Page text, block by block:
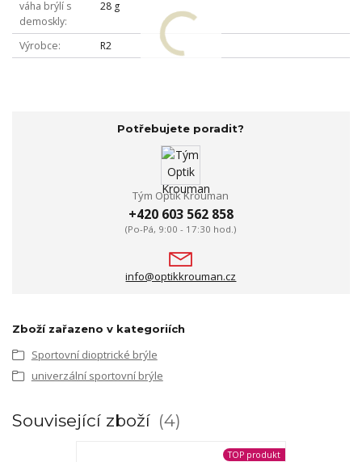
váha brýlí s
demoskly
28 g
Výrobce R2
Potřebujete poradit?
Tým Optik Krouman
+420 603 562 858
(Po-Pá, 9:00 - 17:30 hod.)
info@optikkrouman.cz
Zboží zařazeno v kategoriích
Sportovní dioptrické brýle
univerzální sportovní brýle
Související zboží 4
TOP produkt